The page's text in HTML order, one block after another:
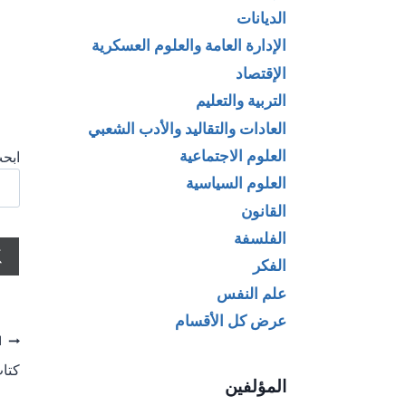
الديانات
الإدارة العامة والعلوم العسكرية
الإقتصاد
التربية والتعليم
العادات والتقاليد والأدب الشعبي
العلوم الاجتماعية
العلوم السياسية
القانون
الفلسفة
الفكر
علم النفس
عرض كل الأقسام
المؤلفين